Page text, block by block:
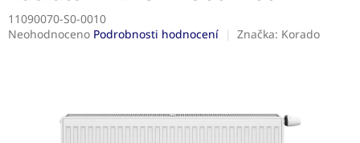
11090070-S0-0010
Průměrné
Neohodnoceno Podrobnosti hodnocení Značka: Korado